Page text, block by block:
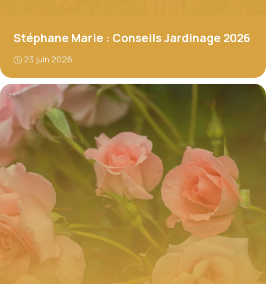
Stéphane Marie : Conseils Jardinage 2026
23 juin 2026